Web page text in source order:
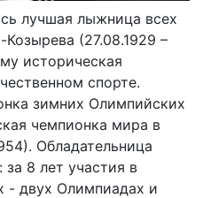
лучшая лыжница всех
(27.08.1929 –
историческая
спорте.
зимних Олимпийских
чемпионка мира в
Обладательница
8 лет участия в
- двух Олимпиадах и